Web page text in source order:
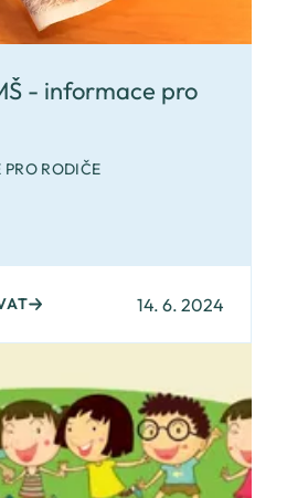
- informace pro
RODIČE
14. 6. 2024